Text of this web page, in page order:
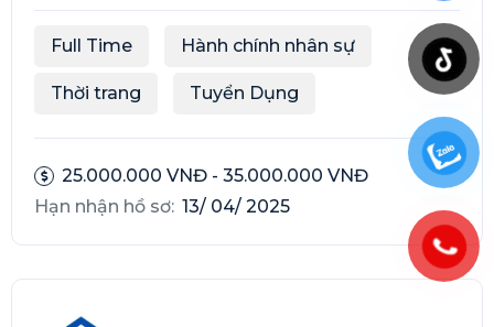
Full Time Hành chính nhân sự
Thời trang Tuyển Dụng
25.000.000 VNĐ - 35.000.000 VNĐ
Hạn nhận hồ sơ: 13/ 04/ 2025